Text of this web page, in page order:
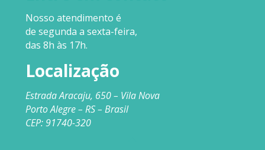
Nosso atendimento é
de segunda a sexta-feira,
das 8h às 17h.
Localização
Estrada Aracaju, 650 – Vila Nova
Porto Alegre – RS – Brasil
CEP: 91740-320